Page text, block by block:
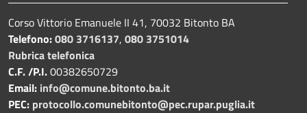
Corso Vittorio Emanuele II 41, 70032 Bitonto BA
Telefono:080 3716137, 080 3751014
Rubrica telefonica
C.F. /P.I.00382650729
Email: info@comune.bitonto.ba.it
PEC: protocollo.comunebitonto@pec.rupar.puglia.it